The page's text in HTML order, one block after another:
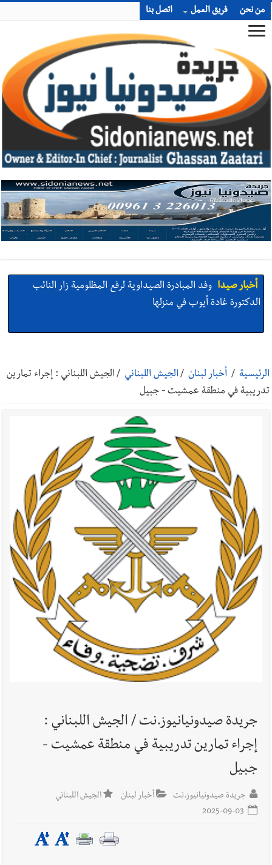
من نحن فريق العمل اتصل بنا
أخبار صيدا وفد المبادرة الصيداوية لرفع المظلومية زار النائب
الدكتورة غادة أيوب في منزلها
تكريمية في مركز معروف سعد الثقافي برعاية شركة الروان
أخبار صيدا
الحلوة - في منطقة صيدا وإنقاذه وإتهام إبن عمته ؟
أخبار لبنان مقدمات نشرات الأخبار المسائية في لبنان ليوم السبت
الرئيسية / أخبار لبنان / الجيش اللبناني / الجيش اللبناني : إجراء تمارين
تدريبية في منطقة عمشيت - جبيل
جريدة صيدونيانيوز.نت / الجيش اللبناني :
إجراء تمارين تدريبية في منطقة عمشيت -
جبيل
جريدة صيدونيانيوز.نت أخبار لبنان
الجيش اللبناني